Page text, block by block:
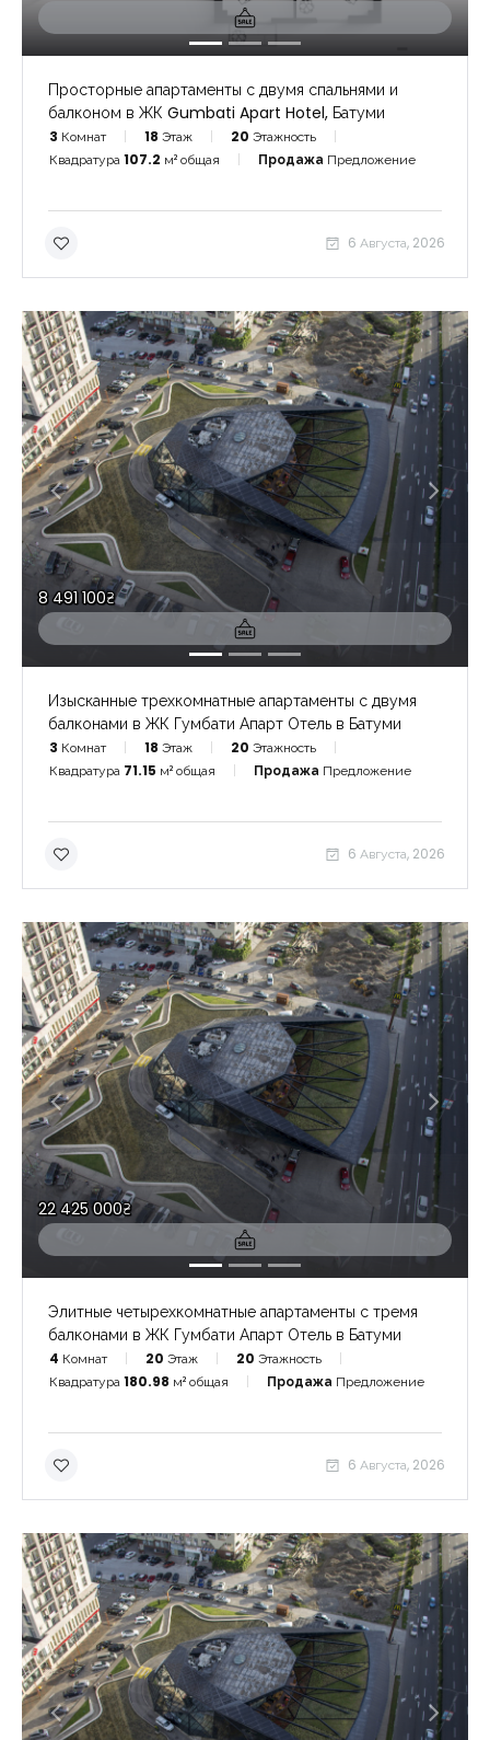
Просторные апартаменты с двумя спальнями и
балконом в ЖК Gumbati Apart Hotel, Батуми
3 Комнат 18 Этаж 20 Этажность
Квадратура107.2 м² общая Продажа Предложение
6 Августа, 2026
8 491 100₴
Изысканные трехкомнатные апартаменты с двумя
балконами в ЖК Гумбати Апарт Отель в Батуми
3 Комнат 18 Этаж 20 Этажность
Квадратура 71.15 м² общая Продажа Предложение
6 Августа, 2026
22 425 000₴
Элитные четырехкомнатные апартаменты с тремя
балконами в ЖК Гумбати Апарт Отель в Батуми
4 Комнат 20 Этаж 20 Этажность
Квадратура180.98 м² общая Продажа Предложение
6 Августа, 2026
Запомнить Forgot Password?
Войти